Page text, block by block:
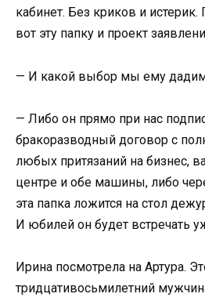
кабинет. Без криков и
вот эту папку и проект
— И какой выбор мы ему
— Либо он прямо при нас
бракоразводный договор с
любых притязаний на бизнес,
центре и обе машины, либо
эта папка ложится на стол
И юбилей он будет встречать
Ирина посмотрела на Артура.
тридцативосьмилетний